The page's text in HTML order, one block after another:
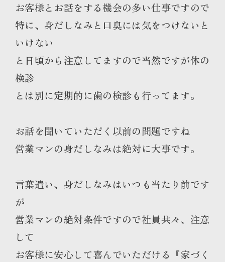
お客様とお話をする機会の多い仕事ですので
特に、身だしなみと口臭には気をつけないと
いけない
と日頃から注意してますので当然ですが体の
検診
とは別に定期的に歯の検診も行ってます。
お話を聞いていただく以前の問題ですね
営業マンの身だしなみは絶対に大事です。
言葉遣い、身だしなみはいつも当たり前です
が
営業マンの絶対条件ですので社員共々、注意
して
お客様に安心して喜んでいただける『家づく